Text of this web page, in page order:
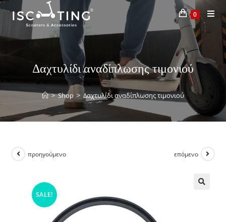
0
Δαχτυλίδι αναδίπλωσης τιμονιού
> Shop > Δαχτυλίδι αναδίπλωσης τιμονιού
SALE!
προηγούμενο επόμενο